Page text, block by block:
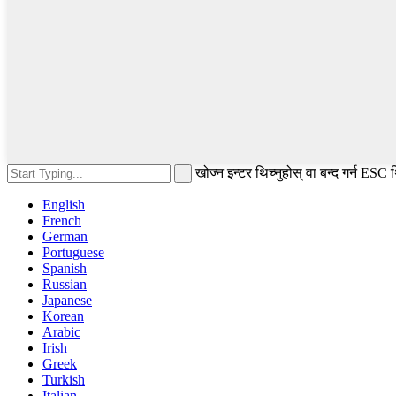
खोज्न इन्टर थिच्नुहोस् वा बन्द गर्न ESC
English
French
German
Portuguese
Spanish
Russian
Japanese
Korean
Arabic
Irish
Greek
Turkish